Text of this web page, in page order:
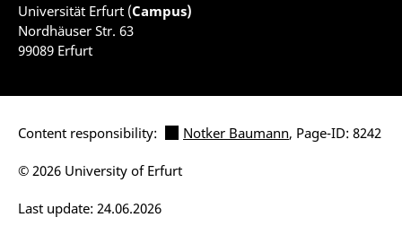
Universität Erfurt (Campus)
Nordhäuser Str. 63
99089 Erfurt
Content responsibility: Notker Baumann, Page-ID: 8242
Last update: 24.06.2026
© 2026 University of Erfurt